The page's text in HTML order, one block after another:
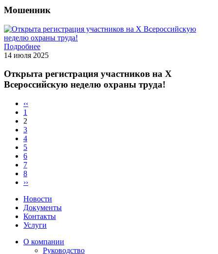
Мошенник
Подробнее
14 июля 2025
Открыта регистрация участников на X
Всероссийскую неделю охраны труда!
‹‹
1
2
3
4
5
6
7
8
››
Новости
Документы
Контакты
Услуги
О компании
Руководство